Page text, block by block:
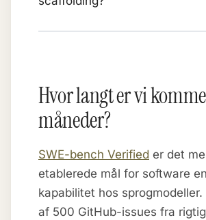
Hvor langt er vi
måneder?
SWE-bench Verified er det
etablerede mål for software
kapabilitet hos
af 500 GitHub-issues fra